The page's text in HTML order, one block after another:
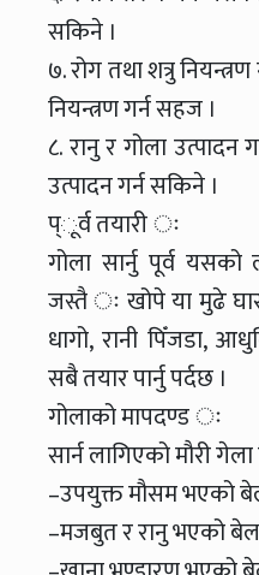
सकिने ।
७. रोग तथा शत्रु
नियन्त्रण गर्न सहज ।
८. रानु र गोला उत्पादन
उत्पादन गर्न सकिने ।
प्ूर्व तयारी ः
गोला सार्नु पूर्व
जस्तै ः खोपे या मुढे
धागो, रानी पिँजडा,
सबै तयार पार्नु पर्दछ ।
गोलाको मापदण्ड ः
सार्न लागिएको मौरी
–उपयुक्त मौसम भएको
–मजबुत र रानु भएको